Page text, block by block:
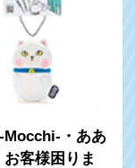
・ああ
客様困りま